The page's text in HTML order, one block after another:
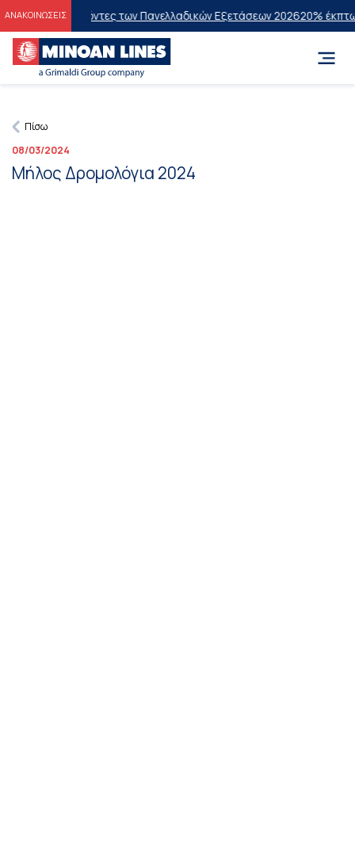
ΑΝΑΚΟΙΝΩΣΕΙΣ
στους Επιτυχόντες των Πανελλαδικών Εξετάσεων 202620% έκπτωση
Πίσω
08/03/2024
Μήλος Δρομολόγια 2024